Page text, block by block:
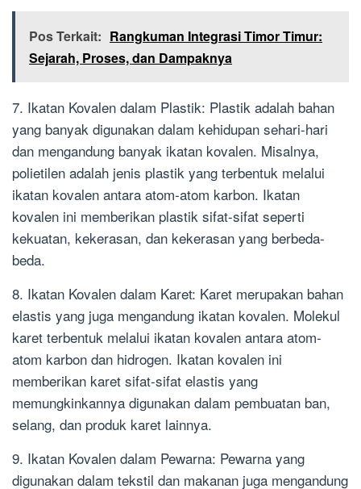
Pos Terkait: Rangkuman Integrasi Timor Timur:
Sejarah, Proses, dan Dampaknya
7. Ikatan Kovalen dalam Plastik: Plastik adalah bahan
yang banyak digunakan dalam kehidupan sehari-hari
dan mengandung banyak ikatan kovalen. Misalnya,
polietilen adalah jenis plastik yang terbentuk melalui
ikatan kovalen antara atom-atom karbon. Ikatan
kovalen ini memberikan plastik sifat-sifat seperti
kekuatan, kekerasan, dan kekerasan yang berbeda-
beda.
8. Ikatan Kovalen dalam Karet: Karet merupakan bahan
elastis yang juga mengandung ikatan kovalen. Molekul
karet terbentuk melalui ikatan kovalen antara atom-
atom karbon dan hidrogen. Ikatan kovalen ini
memberikan karet sifat-sifat elastis yang
memungkinkannya digunakan dalam pembuatan ban,
selang, dan produk karet lainnya.
9. Ikatan Kovalen dalam Pewarna: Pewarna yang
digunakan dalam tekstil dan makanan juga mengandung